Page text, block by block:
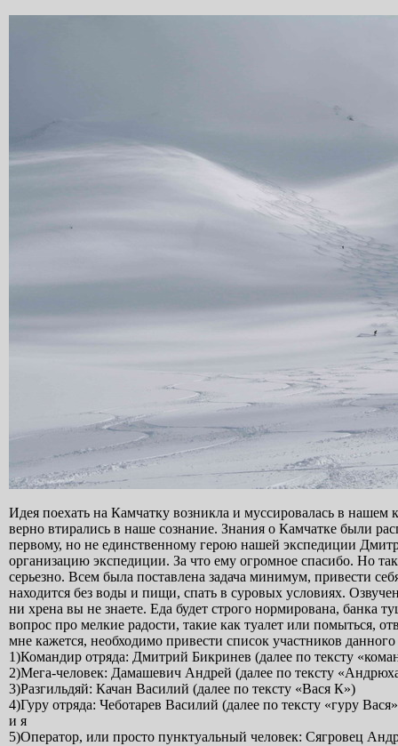
Идея поехать на Камчатку возникла и муссировалась в
верно втирались в наше сознание. Знания о Камчатке были
первому, но не единственному герою нашей экспедиции
организацию экспедиции. За что ему огромное спасибо. Но
серьезно. Всем была поставлена задача минимум, привести
находится без воды и пищи, спать в суровых условиях.
ни хрена вы не знаете. Еда будет строго нормирована, банка
вопрос про мелкие радости, такие как туалет или помыться,
мне кажется, необходимо привести список участников
1)Командир отряда: Дмитрий Бикринев (далее по тексту
2)Мега-человек: Дамашевич Андрей (далее по тексту
3)Разгильдяй: Качан Василий (далее по тексту «Вася К»)
4)Гуру отряда: Чеботарев Василий (далее по тексту «гуру
и я
5)Оператор, или просто пунктуальный человек: Сягровец